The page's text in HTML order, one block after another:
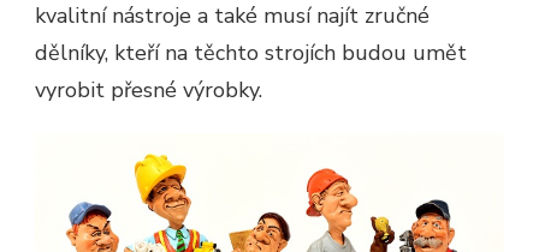
kvalitní nástroje a také musí najít zručné
dělníky, kteří na těchto strojích budou umět
vyrobit přesné výrobky.